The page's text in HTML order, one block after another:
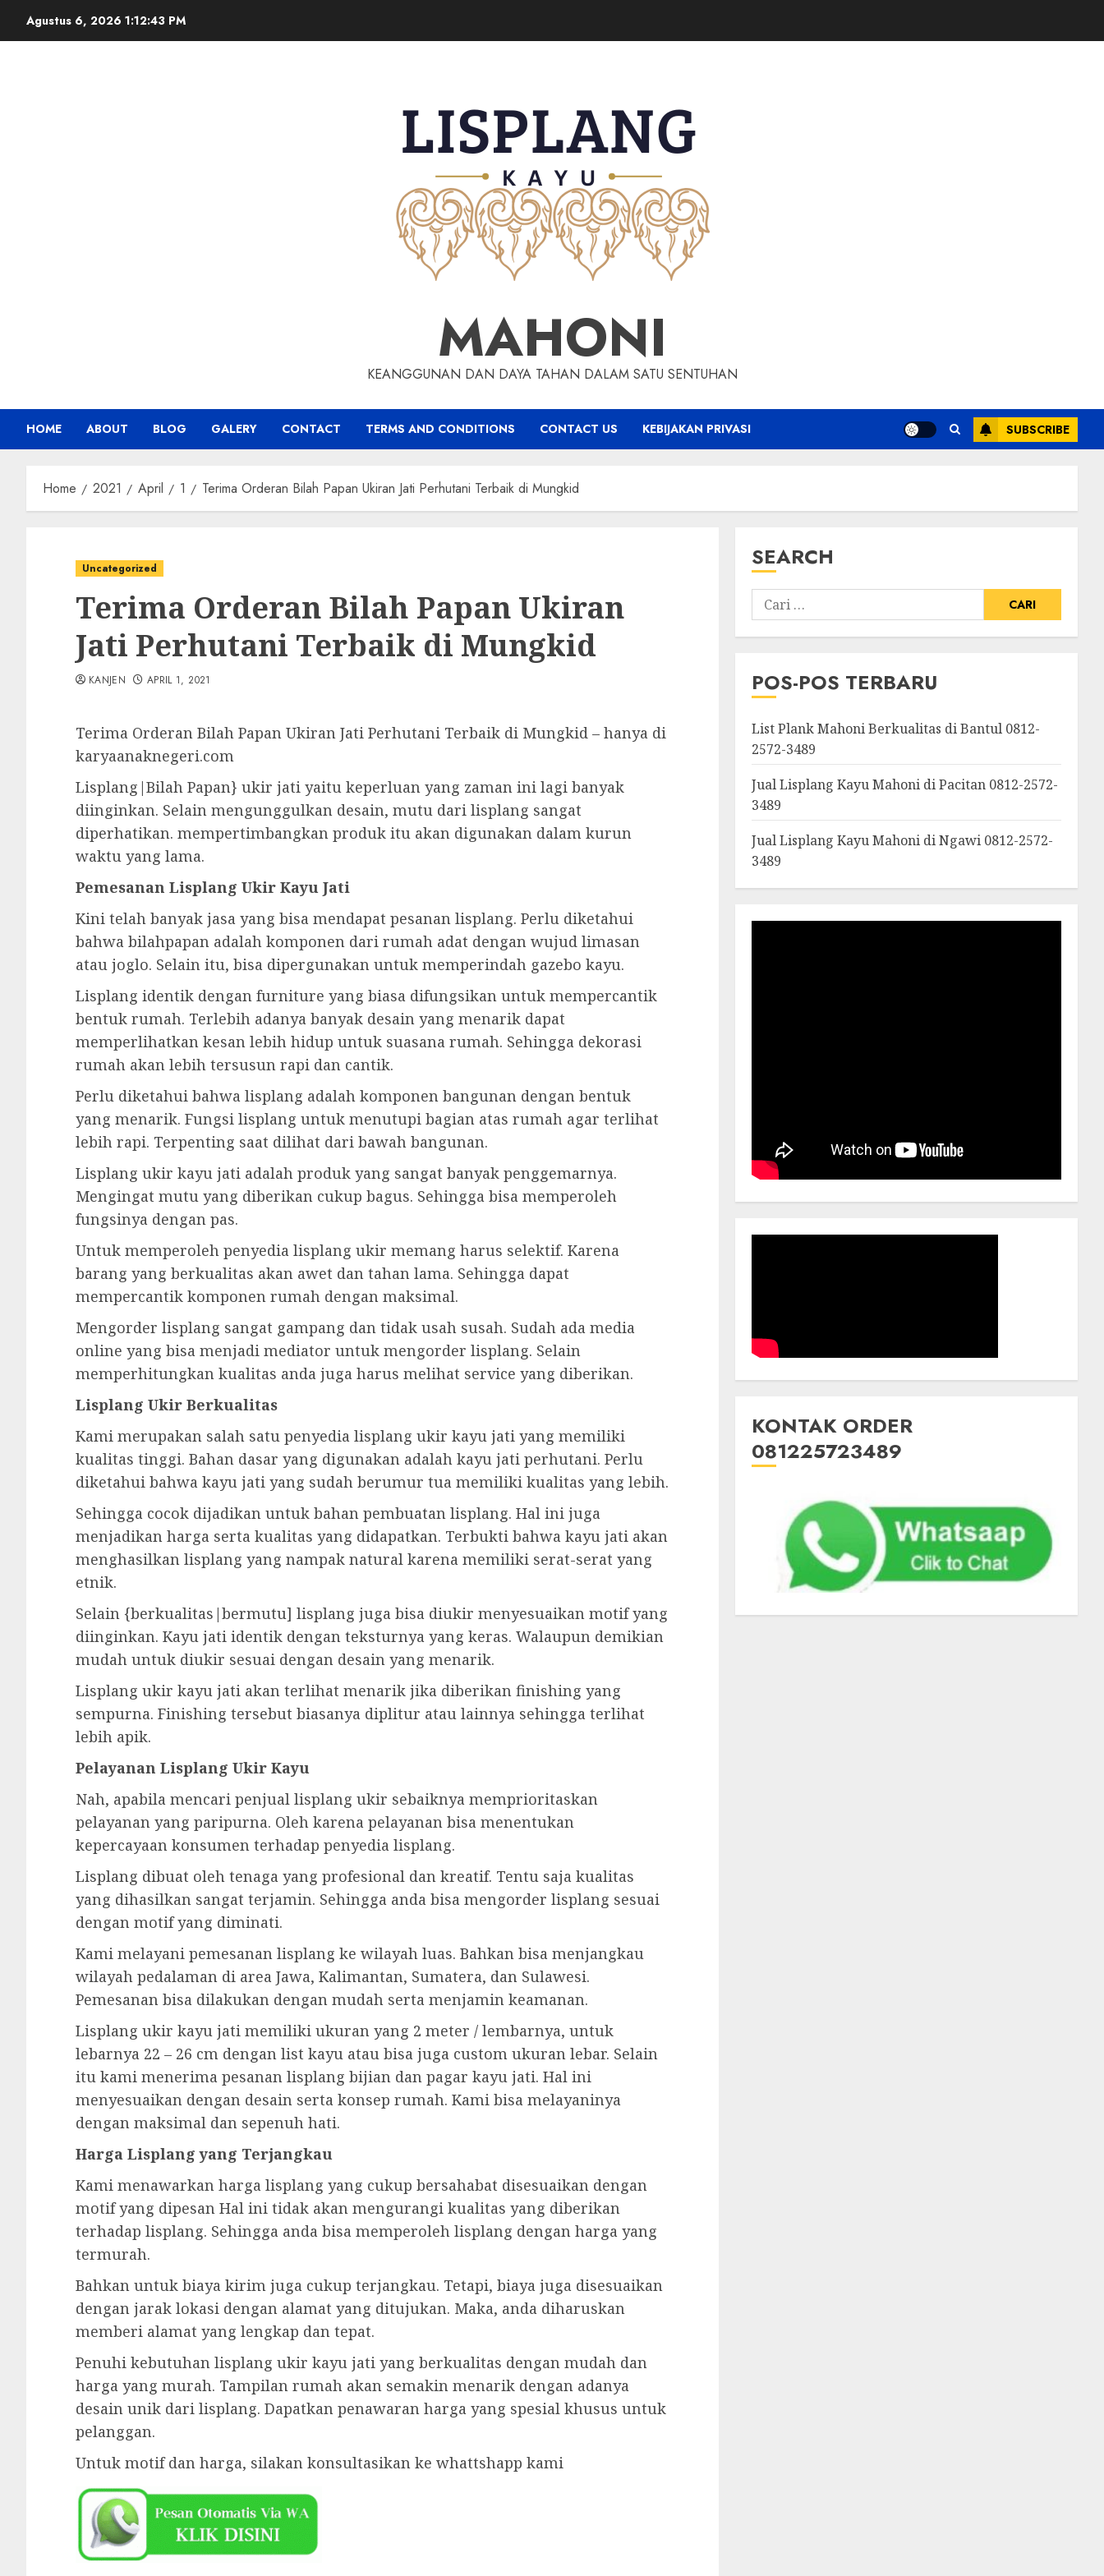
Agustus 6, 2026 1:12:44 PM
MAHONI
KEANGGUNAN DAN DAYA TAHAN DALAM SATU SENTUHAN
HOME ABOUT BLOG GALERY CONTACT TERMS AND CONDITIONS CONTACT US KEBIJAKAN PRIVASI SUBSCRIBE
Home 2021 April 1 Terima Orderan Bilah Papan Ukiran Jati Perhutani Terbaik di Mungkid
Uncategorized
Terima Orderan Bilah Papan Ukiran
Jati Perhutani Terbaik di Mungkid
KANJEN APRIL 1, 2021
Terima Orderan Bilah Papan Ukiran Jati Perhutani Terbaik di Mungkid – hanya di
karyaanaknegeri.com
Lisplang|Bilah Papan} ukir jati yaitu keperluan yang zaman ini lagi banyak
diinginkan. Selain mengunggulkan desain, mutu dari lisplang sangat
diperhatikan. mempertimbangkan produk itu akan digunakan dalam kurun
waktu yang lama.
Pemesanan Lisplang Ukir Kayu Jati
Kini telah banyak jasa yang bisa mendapat pesanan lisplang. Perlu diketahui
bahwa bilahpapan adalah komponen dari rumah adat dengan wujud limasan
atau joglo. Selain itu, bisa dipergunakan untuk memperindah gazebo kayu.
Lisplang identik dengan furniture yang biasa difungsikan untuk mempercantik
bentuk rumah. Terlebih adanya banyak desain yang menarik dapat
memperlihatkan kesan lebih hidup untuk suasana rumah. Sehingga dekorasi
rumah akan lebih tersusun rapi dan cantik.
Perlu diketahui bahwa lisplang adalah komponen bangunan dengan bentuk
yang menarik. Fungsi lisplang untuk menutupi bagian atas rumah agar terlihat
lebih rapi. Terpenting saat dilihat dari bawah bangunan.
Lisplang ukir kayu jati adalah produk yang sangat banyak penggemarnya.
Mengingat mutu yang diberikan cukup bagus. Sehingga bisa memperoleh
fungsinya dengan pas.
Untuk memperoleh penyedia lisplang ukir memang harus selektif. Karena
barang yang berkualitas akan awet dan tahan lama. Sehingga dapat
mempercantik komponen rumah dengan maksimal.
Mengorder lisplang sangat gampang dan tidak usah susah. Sudah ada media
online yang bisa menjadi mediator untuk mengorder lisplang. Selain
memperhitungkan kualitas anda juga harus melihat service yang diberikan.
Lisplang Ukir Berkualitas
Kami merupakan salah satu penyedia lisplang ukir kayu jati yang memiliki
kualitas tinggi. Bahan dasar yang digunakan adalah kayu jati perhutani. Perlu
diketahui bahwa kayu jati yang sudah berumur tua memiliki kualitas yang lebih.
Sehingga cocok dijadikan untuk bahan pembuatan lisplang. Hal ini juga
menjadikan harga serta kualitas yang didapatkan. Terbukti bahwa kayu jati akan
menghasilkan lisplang yang nampak natural karena memiliki serat-serat yang
etnik.
Selain {berkualitas|bermutu] lisplang juga bisa diukir menyesuaikan motif yang
diinginkan. Kayu jati identik dengan teksturnya yang keras. Walaupun demikian
mudah untuk diukir sesuai dengan desain yang menarik.
Lisplang ukir kayu jati akan terlihat menarik jika diberikan finishing yang
sempurna. Finishing tersebut biasanya diplitur atau lainnya sehingga terlihat
lebih apik.
Pelayanan Lisplang Ukir Kayu
Nah, apabila mencari penjual lisplang ukir sebaiknya memprioritaskan
pelayanan yang paripurna. Oleh karena pelayanan bisa menentukan
kepercayaan konsumen terhadap penyedia lisplang.
Lisplang dibuat oleh tenaga yang profesional dan kreatif. Tentu saja kualitas
yang dihasilkan sangat terjamin. Sehingga anda bisa mengorder lisplang sesuai
dengan motif yang diminati.
Kami melayani pemesanan lisplang ke wilayah luas. Bahkan bisa menjangkau
wilayah pedalaman di area Jawa, Kalimantan, Sumatera, dan Sulawesi.
Pemesanan bisa dilakukan dengan mudah serta menjamin keamanan.
Lisplang ukir kayu jati memiliki ukuran yang 2 meter / lembarnya, untuk
lebarnya 22 – 26 cm dengan list kayu atau bisa juga custom ukuran lebar. Selain
itu kami menerima pesanan lisplang bijian dan pagar kayu jati. Hal ini
menyesuaikan dengan desain serta konsep rumah. Kami bisa melayaninya
dengan maksimal dan sepenuh hati.
Harga Lisplang yang Terjangkau
Kami menawarkan harga lisplang yang cukup bersahabat disesuaikan dengan
motif yang dipesan Hal ini tidak akan mengurangi kualitas yang diberikan
terhadap lisplang. Sehingga anda bisa memperoleh lisplang dengan harga yang
termurah.
Bahkan untuk biaya kirim juga cukup terjangkau. Tetapi, biaya juga disesuaikan
dengan jarak lokasi dengan alamat yang ditujukan. Maka, anda diharuskan
memberi alamat yang lengkap dan tepat.
Penuhi kebutuhan lisplang ukir kayu jati yang berkualitas dengan mudah dan
harga yang murah. Tampilan rumah akan semakin menarik dengan adanya
desain unik dari lisplang. Dapatkan penawaran harga yang spesial khusus untuk
pelanggan.
Untuk motif dan harga, silakan konsultasikan ke whattshapp kami
SEARCH
POS-POS TERBARU
List Plank Mahoni Berkualitas di Bantul 0812-
2572-3489
Jual Lisplang Kayu Mahoni di Pacitan 0812-2572-
3489
Jual Lisplang Kayu Mahoni di Ngawi 0812-2572-
3489
KONTAK ORDER
081225723489